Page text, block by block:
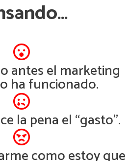
antes el marketing
ha funcionado.
la pena el “gasto”.
como estoy que